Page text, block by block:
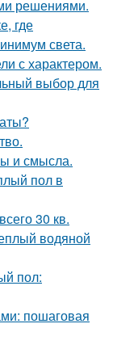
решениями.
где
света.
с характером.
выбор для
и смысла.
пол в
30 кв.
водяной
пол:
пошаговая